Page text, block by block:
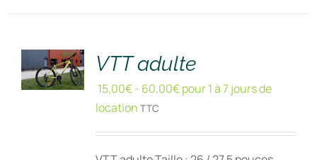
DÉTAILS
VTT adulte
15,00€- 60,00€pour 1 à 7 jours de
location TTC